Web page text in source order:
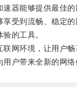
能够提供最佳的
受到流畅、稳定的
的工具。
环境，让用户畅
带来全新的网络